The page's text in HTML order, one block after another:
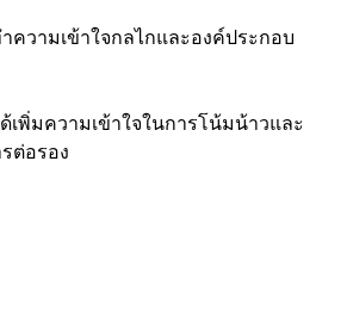
วามเข้าใจกลไกและองค์ประกอบ
พิ่มความเข้าใจในการโน้มน้าวและ
ต่อรอง